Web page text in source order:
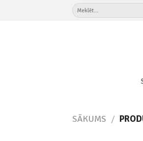
Meklēt:
SĀKUMS /